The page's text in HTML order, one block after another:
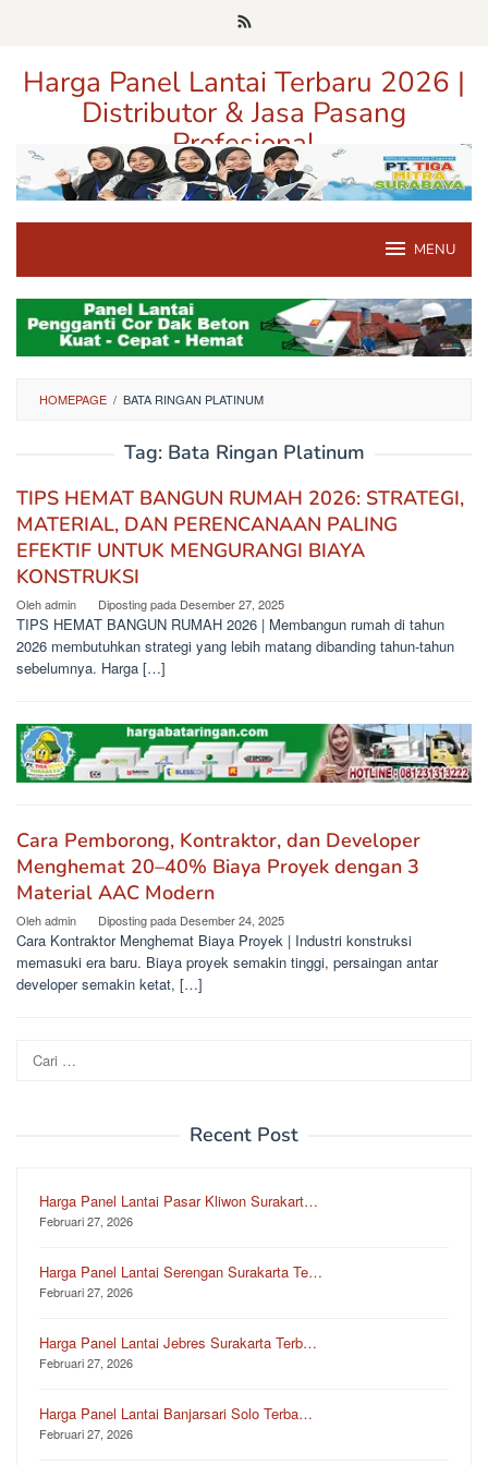
Harga Panel Lantai Terbaru 2026 |
Distributor & Jasa Pasang
Profesional
Pusat Informasi Harga, Distributor, dan Jasa Pasang Panel Lantai
Terpercaya di Jawa Timur
MENU
HOMEPAGE / BATA RINGAN PLATINUM
Tag: Bata Ringan Platinum
TIPS HEMAT BANGUN RUMAH 2026: STRATEGI,
MATERIAL, DAN PERENCANAAN PALING
EFEKTIF UNTUK MENGURANGI BIAYA
KONSTRUKSI
Olehadmin Diposting pada Desember 27, 2025
TIPS HEMAT BANGUN RUMAH 2026 | Membangun rumah di tahun
2026 membutuhkan strategi yang lebih matang dibanding tahun-tahun
sebelumnya. Harga […]
Cara Pemborong, Kontraktor, dan Developer
Menghemat 20–40% Biaya Proyek dengan 3
Material AAC Modern
Olehadmin Diposting pada Desember 24, 2025
Cara Kontraktor Menghemat Biaya Proyek | Industri konstruksi
memasuki era baru. Biaya proyek semakin tinggi, persaingan antar
developer semakin ketat, […]
Cari
untuk:
Recent Post
Harga Panel Lantai Pasar Kliwon Surakart…
Februari 27, 2026
Harga Panel Lantai Serengan Surakarta Te…
Februari 27, 2026
Harga Panel Lantai Jebres Surakarta Terb…
Februari 27, 2026
Harga Panel Lantai Banjarsari Solo Terba…
Februari 27, 2026